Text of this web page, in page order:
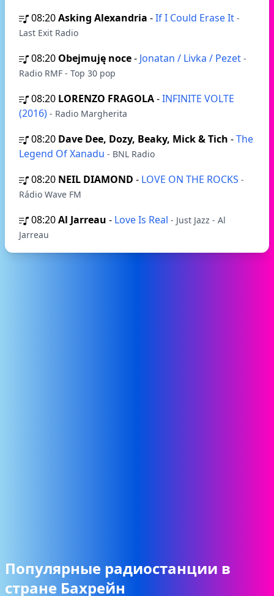
08:20Asking Alexandria -If I Could Erase It -
Last Exit Radio
08:20 Obejmuję noce- Jonatan / Livka / Pezet -
Radio RMF - Top 30 pop
08:20 LORENZO FRAGOLA-INFINITE VOLTE
(2016) - Radio Margherita
08:20 Dave Dee, Dozy, Beaky, Mick & Tich -The
Legend Of Xanadu - BNL Radio
08:20 NEIL DIAMOND - LOVE ON THE ROCKS -
Rádio Wave FM
08:20Al Jarreau - Love Is Real - Just Jazz - Al
Jarreau
Популярные радиостанции в
стране Бахрейн